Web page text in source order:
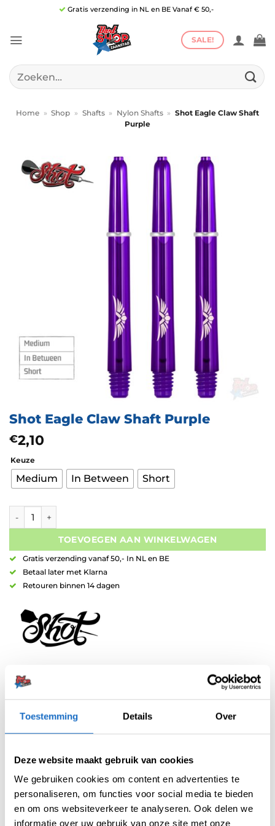
Toestemming Details Over
Deze website maakt gebruik van cookies
We gebruiken cookies om content en advertenties te
personaliseren, om functies voor social media te bieden
en om ons websiteverkeer te analyseren. Ook delen we
informatie over uw gebruik van onze site met onze
inhoud
Gratis verzending in NL en BE Vanaf € 50,-
SALE!
Zoeken
naar:
Home » Shop » Shafts » Nylon Shafts » Shot Eagle Claw Shaft
Purple
Shot Eagle Claw Shaft Purple
€2,10
Keuze
Medium In Between Short
Shot Eagle Claw Shaft Purple aantal
TOEVOEGEN AAN WINKELWAGEN
Gratis verzending vanaf 50,- In NL en BE
Betaal later met Klarna
Retouren binnen 14 dagen
Artikelnummer: